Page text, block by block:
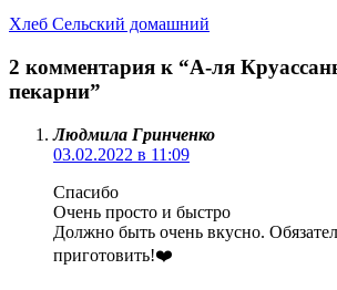
Хлеб Сельский домашний
2 комментария к “А-ля
пекарни”
Людмила Гринченко
03.02.2022 в 11:09
Спасибо
Очень просто и быстро
Должно быть очень вкусно.
приготовить!❤️